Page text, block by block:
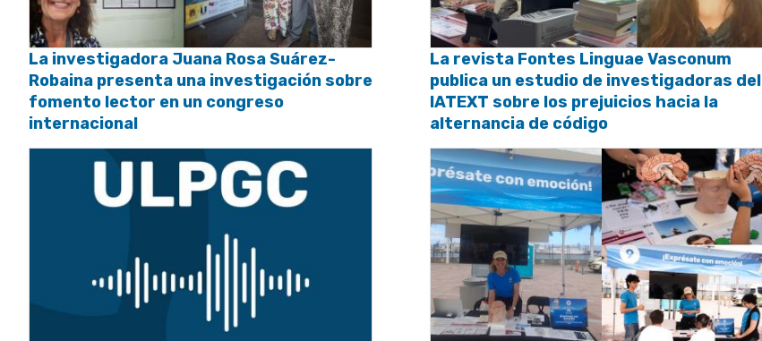
La investigadora Juana Rosa Suárez-
Robaina presenta una investigación sobre
fomento lector en un congreso
internacional
La revista Fontes Linguae Vasconum
publica un estudio de investigadoras del
IATEXT sobre los prejuicios hacia la
alternancia de código